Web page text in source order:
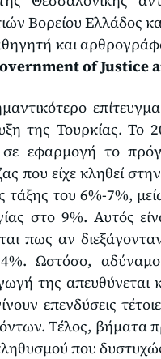
Βορείου Ελλάδος
και
of Justice
της Τουρκίας. Το
εφαρμογή το
που είχε κληθεί
τάξης του 6%-7%,
στο 9%. Αυτός
πως αν
Ωστόσο, αδύναμο
της
επενδύσεις
Τέλος, βήματα
που